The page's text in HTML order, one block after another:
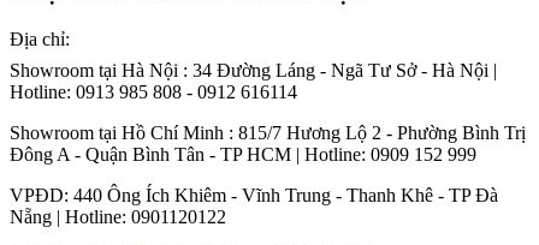
Địa chỉ:
Showroom tại Hà Nội : 34 Đường Láng - Ngã Tư Sở - Hà Nội |
Hotline: 0913 985 808 - 0912 616114
Showroom tại Hồ Chí Minh : 815/7 Hương Lộ 2 - Phường Bình Trị
Đông A - Quận Bình Tân - TP HCM | Hotline: 0909 152 999
VPĐD: 440 Ông Ích Khiêm - Vĩnh Trung - Thanh Khê - TP Đà
Nẵng | Hotline: 0901120122